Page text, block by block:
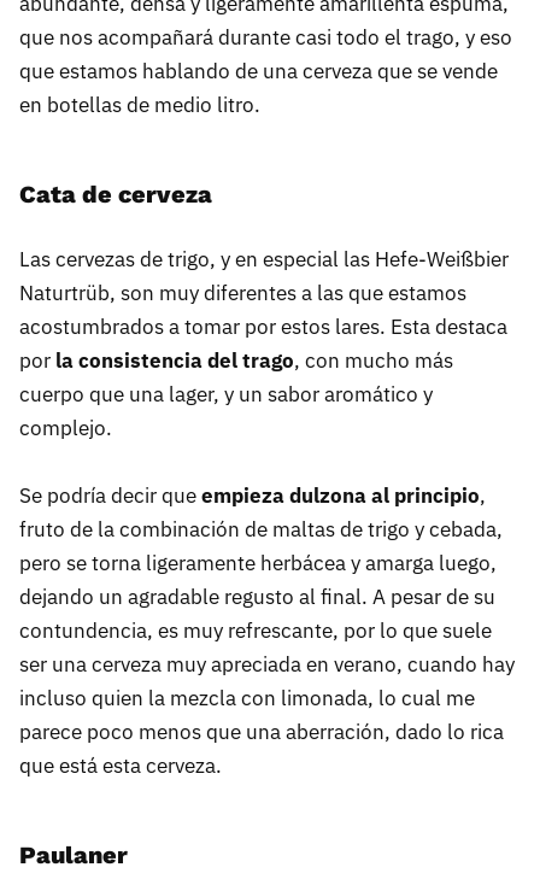
que nos acompañará durante casi todo el trago, y eso
que estamos hablando de una cerveza que se vende
en botellas de medio litro.
Cata de cerveza
Las cervezas de trigo, y en especial las Hefe-Weißbier
Naturtrüb, son muy diferentes a las que estamos
acostumbrados a tomar por estos lares. Esta destaca
por la consistencia del trago, con mucho más
cuerpo que una lager, y un sabor aromático y
complejo.
Se podría decir queempieza dulzona al principio,
fruto de la combinación de maltas de trigo y cebada,
pero se torna ligeramente herbácea y amarga luego,
dejando un agradable regusto al final. A pesar de su
contundencia, es muy refrescante, por lo que suele
ser una cerveza muy apreciada en verano, cuando hay
incluso quien la mezcla con limonada, lo cual me
parece poco menos que una aberración, dado lo rica
que está esta cerveza.
Paulaner